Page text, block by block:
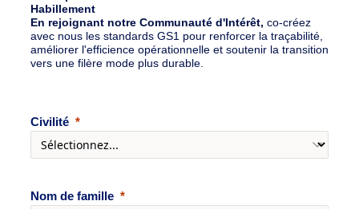
Habillement
En rejoignant notre Communauté d'Intérêt, co-créez
avec nous les standards GS1 pour renforcer la traçabilité,
améliorer l'efficience opérationnelle et soutenir la transition
vers une filère mode plus durable.
Civilité
Nom de famille